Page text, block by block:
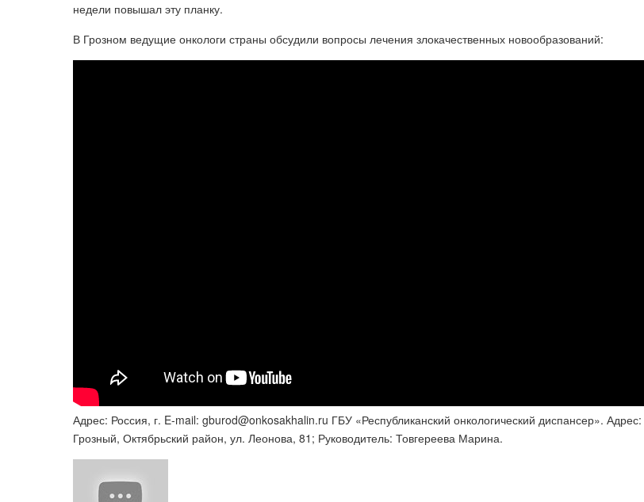
недели повышал эту планку.
В Грозном ведущие онкологи страны обсудили вопросы лечения злокачественных новообразований:
Адрес: Россия, г. E-mail: gburod@onkosakhalin.ru ГБУ «Республиканский онкологический диспансер». Адрес:
Грозный, Октябрьский район, ул. Леонова, 81; Руководитель: Товгереева Марина.